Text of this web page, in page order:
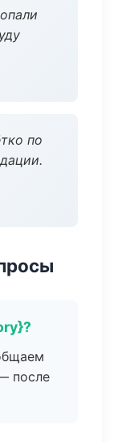
по
после